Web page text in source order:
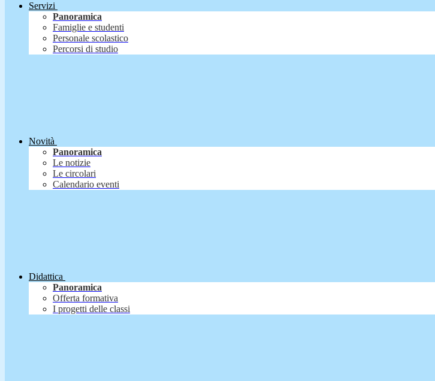
Servizi
Panoramica
Famiglie e studenti
Personale scolastico
Percorsi di studio
Novità
Panoramica
Le notizie
Le circolari
Calendario eventi
Didattica
Panoramica
Offerta formativa
I progetti delle classi